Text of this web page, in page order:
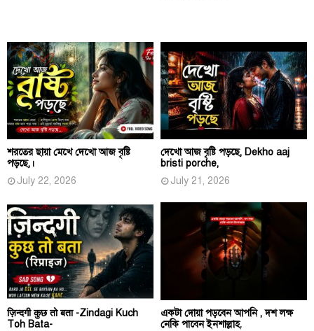
শরতের ছায়া মেখে দেখো আজ বৃষ্টি
পড়ছে,।
July 22, 2026
দেখো আজ বৃষ্টি পড়ছে, Dekho aaj
bristi porche,
July 21, 2026
ज़िन्दगी कुछ तो बता -Zindagi Kuch
Toh Bata-
একটা দোয়া পড়বেন আপনি , দশ লক্ষ
নেকি পাবেন ইনশাল্লাহ.